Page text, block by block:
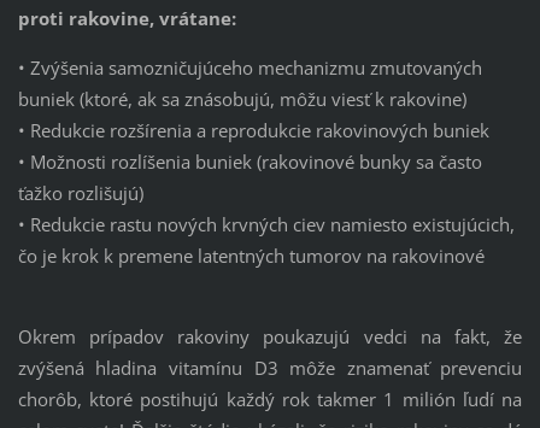
proti rakovine, vrátane:
• Zvýšenia samozničujúceho mechanizmu zmutovaných
buniek (ktoré, ak sa znásobujú, môžu viesť k rakovine)
• Redukcie rozšírenia a reprodukcie rakovinových buniek
• Možnosti rozlíšenia buniek (rakovinové bunky sa často
ťažko rozlišujú)
• Redukcie rastu nových krvných ciev namiesto existujúcich,
čo je krok k premene latentných tumorov na rakovinové
Okrem prípadov rakoviny poukazujú vedci na fakt, že
zvýšená hladina vitamínu D3 môže znamenať prevenciu
chorôb, ktoré postihujú každý rok takmer 1 milión ľudí na